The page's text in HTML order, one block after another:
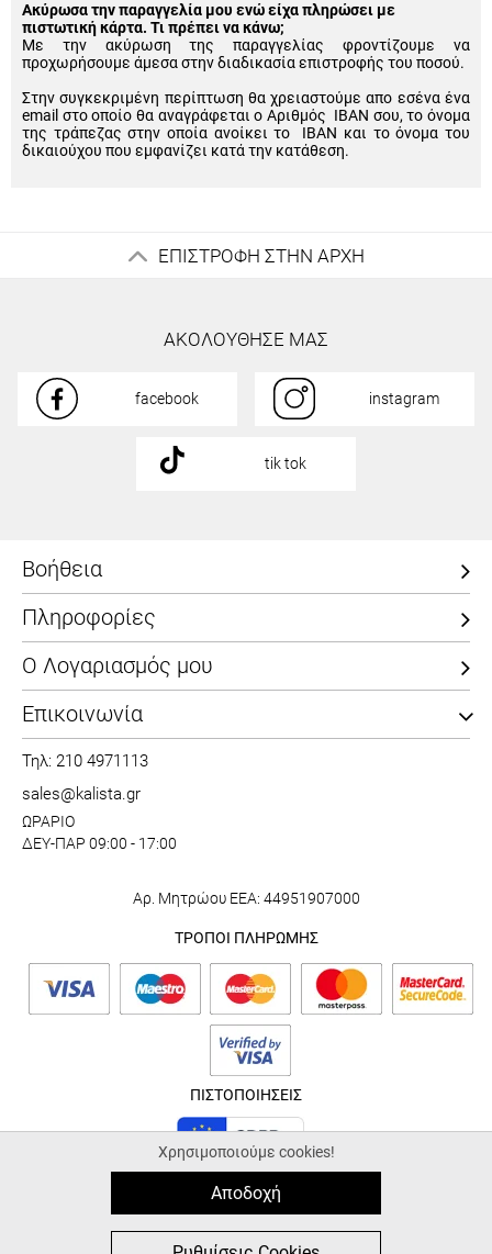
Ακύρωσα την παραγγελία μου ενώ είχα πληρώσει με
πιστωτική κάρτα. Τι πρέπει να κάνω;
Με την ακύρωση της παραγγελίας φροντίζουμε να
προχωρήσουμε άμεσα στην διαδικασία επιστροφής του ποσού.
Στην συγκεκριμένη περίπτωση θα χρειαστούμε απο εσένα ένα
email στο οποίο θα αναγράφεται ο Αριθμός IBAN σου, το όνομα
της τράπεζας στην οποία ανοίκει το IBAN και το όνομα του
δικαιούχου που εμφανίζει κατά την κατάθεση.
ΕΠΙΣΤΡΟΦΗ ΣΤΗΝ ΑΡΧΗ
ΑΚΟΛΟΥΘΗΣΕ ΜΑΣ
facebook instagram
tik tok
Βοήθεια
Πληροφορίες
Ο Λογαριασμός μου
Επικοινωνία
Τηλ: 210 4971113
sales@kalista.gr
ΩΡΑΡΙΟ
ΔΕΥ-ΠΑΡ 09:00 - 17:00
Αρ. Μητρώου ΕΕΑ: 44951907000
ΤΡΟΠΟΙ ΠΛΗΡΩΜΗΣ
ΠΙΣΤΟΠΟΙΗΣΕΙΣ
ALL-IN-ONE eCommerce Business Development by
Plushost.gr
Χρησιμοποιούμε cookies!
Αποδοχή